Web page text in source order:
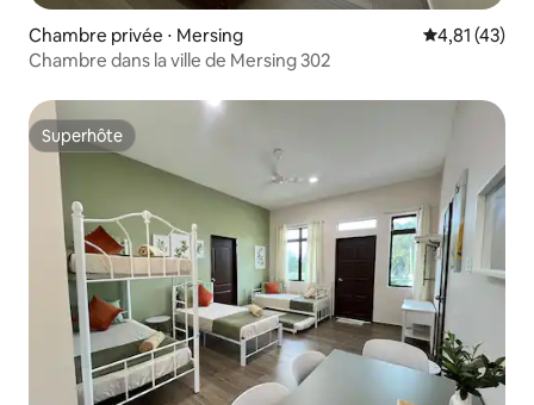
Chambre privée ⋅ Mersing Évaluation
4,81 (43)
Chambre dans la ville de Mersing 302
Superhôte
Superhôte